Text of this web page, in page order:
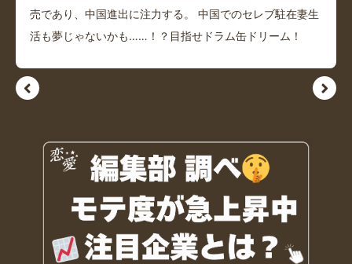
売であり、中国進出に注力する。 中国でのセレブ駐在妻生
活も夢じゃないかも……！？目指せドラム缶ドリーム！